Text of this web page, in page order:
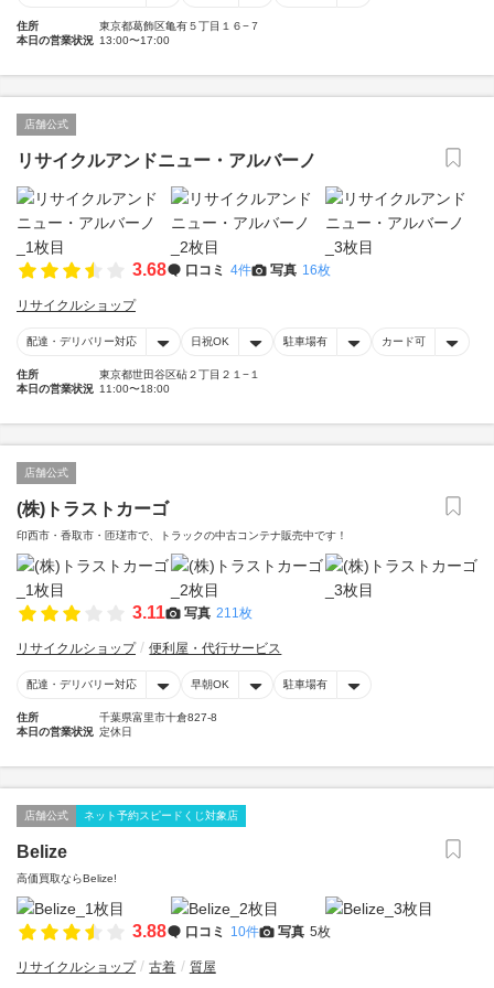
住所
東京都葛飾区亀有５丁目１６−７
本日の営業状況 13:00〜17:00
店舗公式
リサイクルアンドニュー・アルバーノ
3.68 口コミ 4件 写真 16枚
リサイクルショップ
配達・デリバリー対応 日祝OK 駐車場有 カード可
住所
東京都世田谷区砧２丁目２１−１
本日の営業状況 11:00〜18:00
店舗公式
(株)トラストカーゴ
印西市・香取市・匝瑳市で、トラックの中古コンテナ販売中です！
3.11 写真 211枚
リサイクルショップ 便利屋・代行サービス
配達・デリバリー対応 早朝OK 駐車場有
住所
千葉県富里市十倉827-8
本日の営業状況 定休日
店舗公式 ネット予約スピードくじ対象店
Belize
高価買取ならBelize!
3.88 口コミ 10件 写真 5枚
リサイクルショップ 古着 質屋